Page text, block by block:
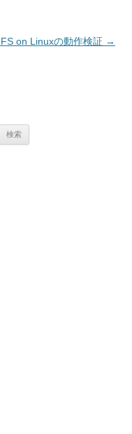
on Linuxの動作検証 →